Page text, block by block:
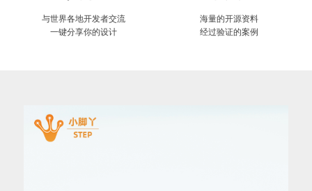
与世界各地开发者交流
一键分享你的设计
海量的开源资料
经过验证的案例